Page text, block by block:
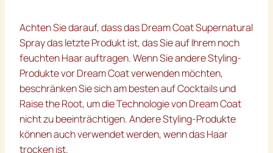
Achten Sie darauf, dass das Dream Coat Supernatural
Spray das letzte Produkt ist, das Sie auf Ihrem noch
feuchten Haar auftragen. Wenn Sie andere Styling-
Produkte vor Dream Coat verwenden möchten,
beschränken Sie sich am besten auf Cocktails und
Raise the Root, um die Technologie von Dream Coat
nicht zu beeinträchtigen. Andere Styling-Produkte
können auch verwendet werden, wenn das Haar
trocken ist.